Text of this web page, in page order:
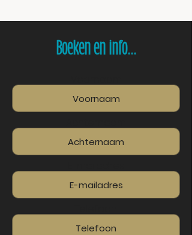
Boeken en info...